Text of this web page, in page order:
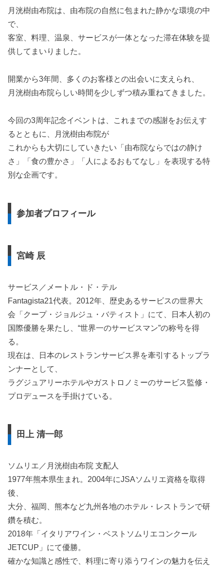
月洸樹由布院は、由布院の自然に包まれた静かな環境の中
で、
客室、料理、温泉、サービスが一体となった滞在体験を提
供してまいりました。
開業から3年間、多くのお客様との出会いに支えられ、
月洸樹由布院らしい時間を少しずつ積み重ねてきました。
今回の3周年記念イベントは、これまでの感謝をお伝えす
るとともに、月洸樹由布院が
これからも大切にしていきたい「由布院ならではの静け
さ」「食の豊かさ」「人によるおもてなし」を表現する特
別な企画です。
参加者プロフィール
宮崎 辰
サービス／メートル・ド・テル
Fantagista21代表。2012年、歴史あるサービスの世界大
会「クープ・ジョルジュ・バティスト」にて、日本人初の
国際優勝を果たし、“世界一のサービスマン”の称号を得
る。
現在は、日本のレストランサービス界を牽引するトップラ
ンナーとして、
ラグジュアリーホテルやガストロノミーのサービス監修・
プロデュースを手掛けている。
田上 清一郎
ソムリエ／月洸樹由布院 支配人
1977年熊本県生まれ。2004年にJSAソムリエ資格を取得
後、
大分、福岡、熊本など九州各地のホテル・レストランで研
鑽を積む。
2018年「イタリアワイン・ベストソムリエコンクール
JETCUP」にて優勝。
確かな知識と感性で、料理に寄り添うワインの魅力を伝え